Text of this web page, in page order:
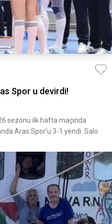
Spor u devirdi!
sezonu ilk hafta maçında
Aras Spor'u 3-1 yendi. Salo